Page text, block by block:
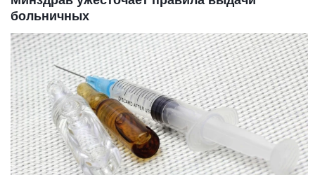
больничных